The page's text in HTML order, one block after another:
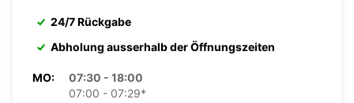
24/7 Rückgabe
Abholung ausserhalb der Öffnungszeiten
MO:
07:30 - 18:00
07:00 - 07:29*